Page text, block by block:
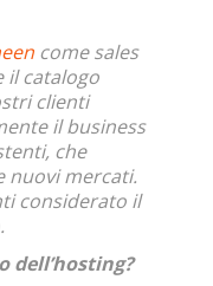
come sales
il catalogo
clienti
il business
che
nuovi mercati.
considerato il
dell’hosting?